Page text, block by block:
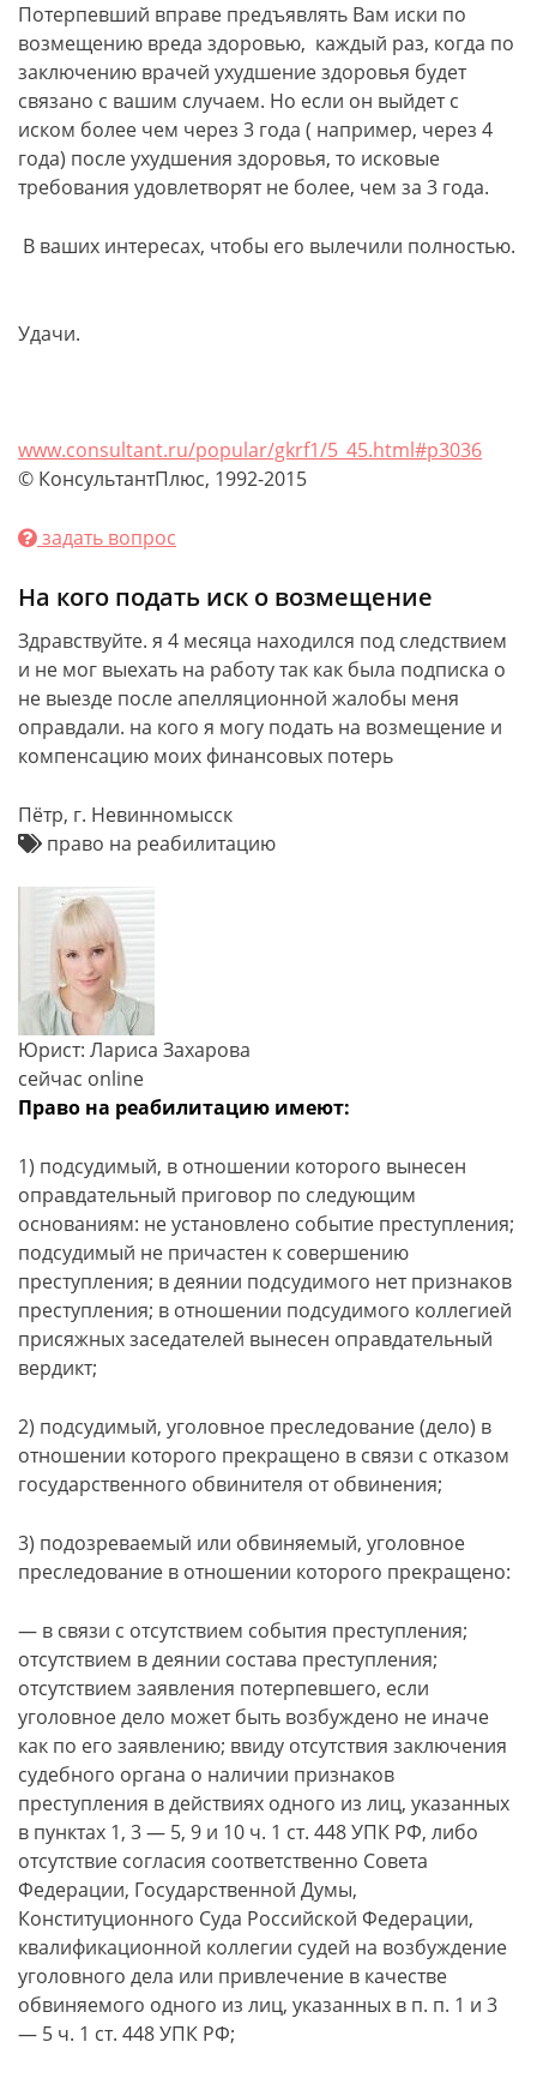
Потерпевший вправе предъявлять Вам иски по
возмещению вреда здоровью, каждый раз, когда по
заключению врачей ухудшение здоровья будет
связано с вашим случаем. Но если он выйдет с
иском более чем через 3 года ( например, через 4
года) после ухудшения здоровья, то исковые
требования удовлетворят не более, чем за 3 года.
В ваших интересах, чтобы его вылечили полностью.
Удачи.
www.consultant.ru/popular/gkrf1/5_45.html#p3036
© КонсультантПлюс, 1992-2015
задать вопрос
На кого подать иск о возмещение
Здравствуйте. я 4 месяца находился под следствием
и не мог выехать на работу так как была подписка о
не выезде после апелляционной жалобы меня
оправдали. на кого я могу подать на возмещение и
компенсацию моих финансовых потерь
Пётр, г. Невинномысск
право на реабилитацию
Юрист: Лариса Захарова
сейчас online
Право на реабилитацию имеют:
1) подсудимый, в отношении которого вынесен
оправдательный приговор по следующим
основаниям: не установлено событие преступления;
подсудимый не причастен к совершению
преступления; в деянии подсудимого нет признаков
преступления; в отношении подсудимого коллегией
присяжных заседателей вынесен оправдательный
вердикт;
2) подсудимый, уголовное преследование (дело) в
отношении которого прекращено в связи с отказом
государственного обвинителя от обвинения;
3) подозреваемый или обвиняемый, уголовное
преследование в отношении которого прекращено:
— в связи с отсутствием события преступления;
отсутствием в деянии состава преступления;
отсутствием заявления потерпевшего, если
уголовное дело может быть возбуждено не иначе
как по его заявлению; ввиду отсутствия заключения
судебного органа о наличии признаков
преступления в действиях одного из лиц, указанных
в пунктах 1, 3 — 5, 9 и 10 ч. 1 ст. 448 УПК РФ, либо
отсутствие согласия соответственно Совета
Федерации, Государственной Думы,
Конституционного Суда Российской Федерации,
квалификационной коллегии судей на возбуждение
уголовного дела или привлечение в качестве
обвиняемого одного из лиц, указанных в п. п. 1 и 3
— 5 ч. 1 ст. 448 УПК РФ;